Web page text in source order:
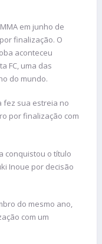
em junho de
finalização. O
aconteceu
FC, uma das
do mundo.
fez sua estreia no
por finalização com
conquistou o título
Inoue por decisão
do mesmo ano,
com um